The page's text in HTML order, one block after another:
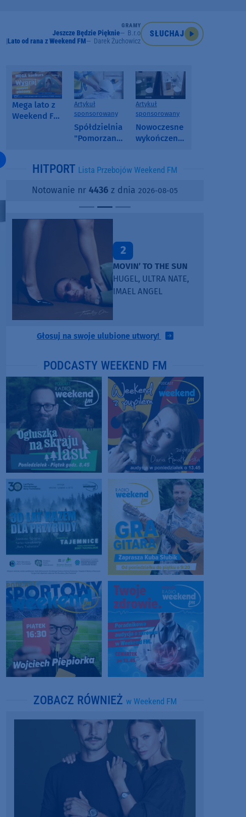
GRAMY
Jeszcze Będzie Pięknie
B.r.o
Lato od rana z Weekend FM
Darek Żuchowicz
SŁUCHAJ
Mega lato z
Weekend FM
Artykuł
sponsorowany
Spółdzielnia
"Pomorzanka"
informuje o
i ofertach
najmu
Artykuł
sponsorowany
Nowoczesne
wykończenia
SPC, WPC i
kamienny
HITPORT Lista Przebojów Weekend FM
Notowanie nr 4436 z dnia 2026-08-05
2
MOVIN’ TO THE SUN
HUGEL, ULTRA NATE,
IMAEL ANGEL
Głosuj na swoje ulubione utwory!
PODCASTY WEEKEND FM
ZOBACZ RÓWNIEŻ w Weekend FM